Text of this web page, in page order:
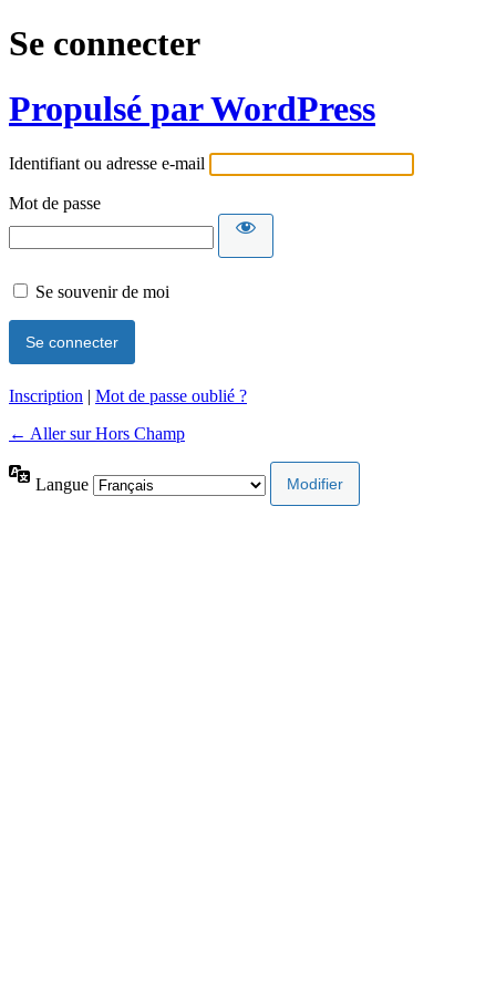
Se connecter
Propulsé par WordPress
Identifiant ou adresse e-mail
Mot de passe
Se souvenir de moi
Inscription | Mot de passe oublié ?
← Aller sur Hors Champ
Langue